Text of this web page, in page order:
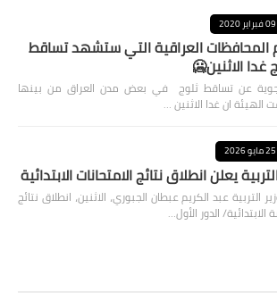
09 فبراير 2020
المحافظات العراقية التي ستشهد تساقط
غدا الاثنين🥶
عن تساقط ثلوج في بعض مدن العراق من بينها
25 مايو 2026
يعلن انطلاق نتائج الامتحانات الابتدائية
التربية عبد الكريم عبطان الجبوري، الاثنين، انطلاق نتائج
الابتدائية/ الدور الأول…